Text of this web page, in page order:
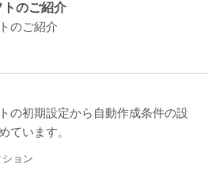
のご紹介
のご紹介
の初期設定から自動作成条件の設
ています。
ション